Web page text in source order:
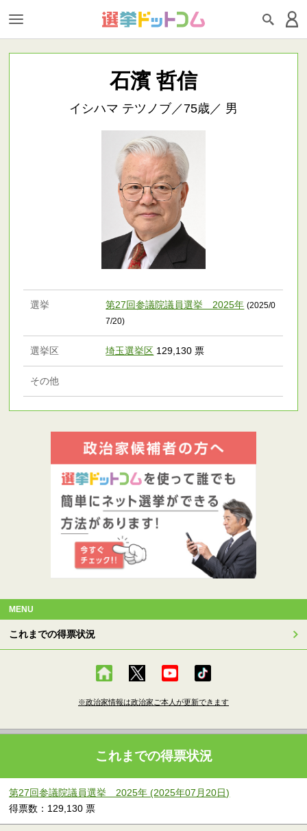
石濱 哲信
イシハマ テツノブ／75歳／ 男
選挙 第27回参議院議員選挙 2025年 (2025/0
7/20)
選挙区 埼玉選挙区 129,130 票
その他
MENU
これまでの得票状況
※政治家情報は政治家ご本人が更新できます
これまでの得票状況
第27回参議院議員選挙 2025年 (2025年07月20日)
得票数：129,130 票